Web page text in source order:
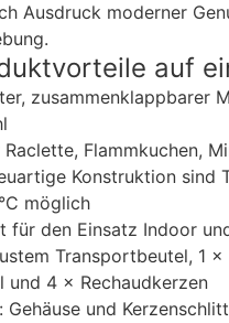
Ausdruck moderner
auf
zusammenklappbarer
Flammkuchen,
Konstruktion sind
möglich
für den Einsatz Indoor
Transportbeutel, 1
und 4 × Rechaudkerzen
Gehäuse und